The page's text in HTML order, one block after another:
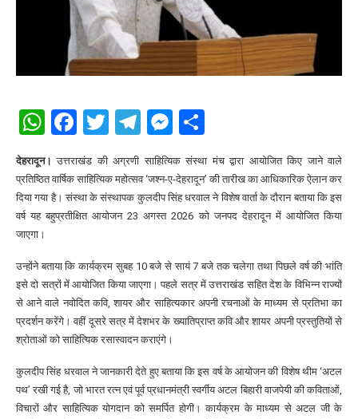
WhatsApp
Facebook
Twitter
Telegram
Messenger
देहरादून। उत्तराखंड की अग्रणी साहित्यिक संस्था मंच द्वारा आयोजित किए जाने वाले
प्रतिष्ठित वार्षिक साहित्यिक महोत्सव ‘जश्न-ए-देहरादून’ की तारीख का आधिकारिक ऐलान कर
दिया गया है। संस्था के संस्थापक कुलदीप सिंह धरवाल ने विशेष वार्ता के दौरान बताया कि इस
वर्ष यह बहुप्रतीक्षित आयोजन 23 अगस्त 2026 को जनपद देहरादून में आयोजित किया
जाएगा।
उन्होंने बताया कि कार्यक्रम सुबह 10 बजे से सायं 7 बजे तक चलेगा तथा पिछले वर्ष की भांति
इसे दो सत्रों में आयोजित किया जाएगा। पहले सत्र में उत्तराखंड सहित देश के विभिन्न राज्यों
से आने वाले नवोदित कवि, शायर और साहित्यकार अपनी रचनाओं के माध्यम से प्रतिभा का
प्रदर्शन करेंगे। वहीं दूसरे सत्र में देशभर के ख्यातिप्राप्त कवि और शायर अपनी प्रस्तुतियों से
श्रोताओं को साहित्यिक रसास्वादन कराएंगे।
कुलदीप सिंह धरवाल ने जानकारी देते हुए बताया कि इस वर्ष के आयोजन की विशेष थीम ‘अटल
पथ’ रखी गई है, जो भारत रत्न एवं पूर्व प्रधानमंत्री स्वर्गीय अटल बिहारी वाजपेयी की कविताओं,
विचारों और साहित्यिक योगदान को समर्पित होगी। कार्यक्रम के माध्यम से अटल जी के